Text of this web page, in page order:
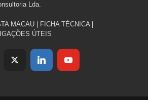
Lda.
MACAU| FICHA TÉCNICA|
ÚTEIS